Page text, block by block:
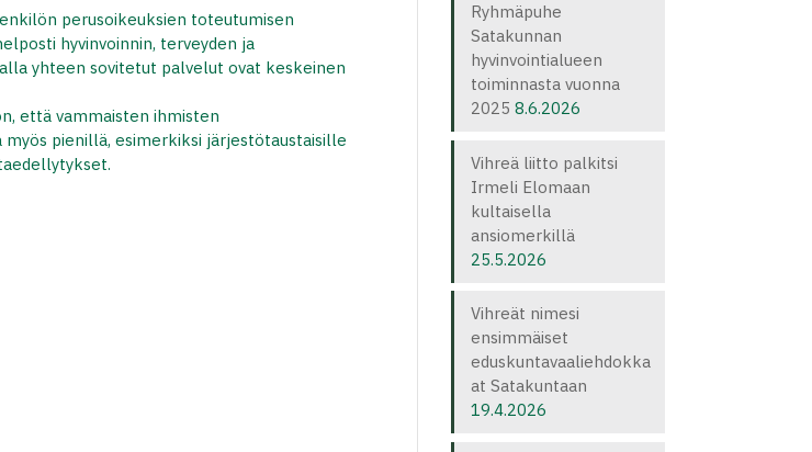
perusoikeuksien toteutumisen
hyvinvoinnin, terveyden ja
yhteen sovitetut palvelut ovat keskeinen
että vammaisten ihmisten
pienillä, esimerkiksi järjestötaustaisille
Ryhmäpuhe
Satakunnan
hyvinvointialueen
toiminnasta vuonna
2025 8.6.2026
Vihreä liitto palkitsi
Irmeli Elomaan
kultaisella
ansiomerkillä
25.5.2026
Vihreät nimesi
ensimmäiset
eduskuntavaaliehdokka
at Satakuntaan
19.4.2026